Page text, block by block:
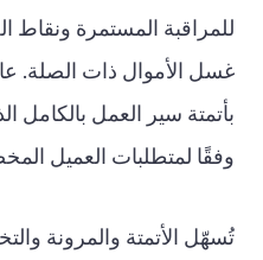
للمراقبة المستمرة ونقاط
غسل الأموال ذات الصلة.
بأتمتة سير العمل بالكامل
وفقًا لمتطلبات العميل
تُسهّل الأتمتة والمرونة